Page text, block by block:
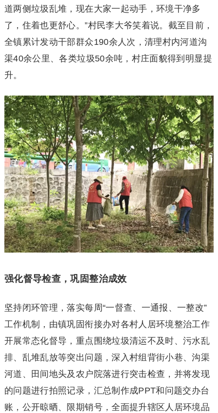
道两侧垃圾乱堆，现在大家一起动手，环境干净多
了，住着也更舒心。”村民李大爷笑着说。截至目前，
全镇累计发动干部群众190余人次，清理村内河道沟
渠40余公里、各类垃圾50余吨，村庄面貌得到明显提
升。
强化督导检查，巩固整治成效
坚持闭环管理，落实每周“一督查、一通报、一整改”
工作机制，由镇巩固衔接办对各村人居环境整治工作
开展常态化督导，重点围绕垃圾清运不及时、污水乱
排、乱堆乱放等突出问题，深入村组背街小巷、沟渠
河道、田间地头及农户院落进行突击检查，并将发现
的问题进行拍照记录，汇总制作成PPT和问题交办台
账，公开晾晒、限期销号，全面提升辖区人居环境品